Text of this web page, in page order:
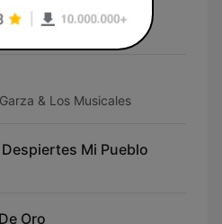
Con Las Ganas
& Los Musicales
Despiertes Mi Pueblo
Oro